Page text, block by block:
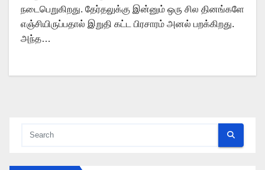
நடைபெறுகிறது. தேர்தலுக்கு இன்னும் ஒரு சில தினங்களே
எஞ்சியிருப்பதால் இறுதி கட்ட பிரசாரம் அனல் பறக்கிறது.
அந்த…